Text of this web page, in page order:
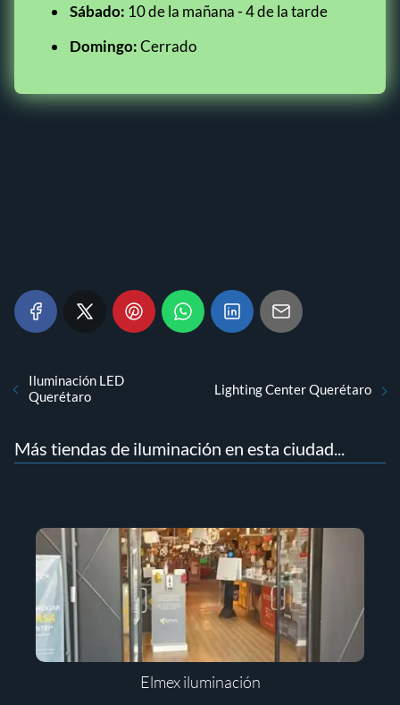
Sábado: 10 de la mañana - 4 de la tarde
Domingo:Cerrado
Iluminación LED
Querétaro
Lighting Center Querétaro
Más tiendas de iluminación en esta ciudad...
Elmex iluminación